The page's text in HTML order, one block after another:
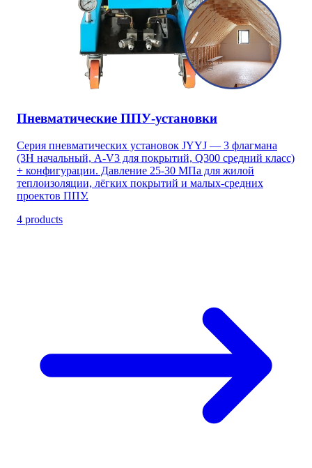
Пневматические ППУ-установки
Серия пневматических установок JYYJ — 3 флагмана
(3H начальный, A-V3 для покрытий, Q300 средний класс)
+ конфигурации. Давление 25-30 МПа для жилой
теплоизоляции, лёгких покрытий и малых-средних
проектов ППУ.
4 products